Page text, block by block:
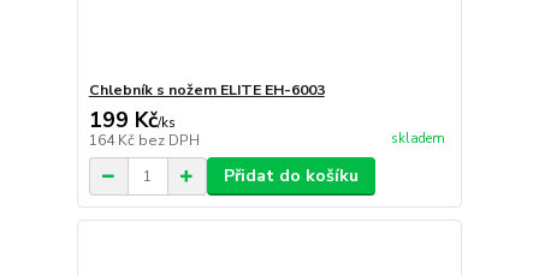
Chlebník s nožem ELITE EH-6003
199 Kč/ks
164 Kč bez DPH skladem
Přidat do košíku